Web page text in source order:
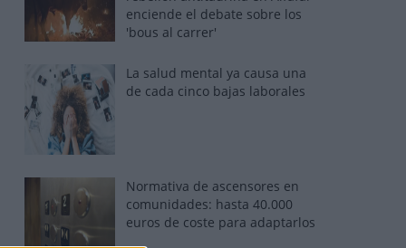
enciende el debate sobre los
'bous al carrer'
La salud mental ya causa una
de cada cinco bajas laborales
Normativa de ascensores en
comunidades: hasta 40.000
euros de coste para adaptarlos